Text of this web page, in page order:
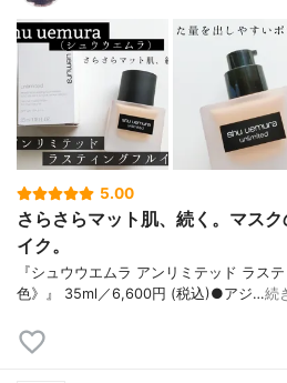
5.00
さらさらマット肌、続く。マス
イク。
『シュウウエムラ アンリミテッド ラス
色》』 35ml／6,600円 (税込)●アジ…続